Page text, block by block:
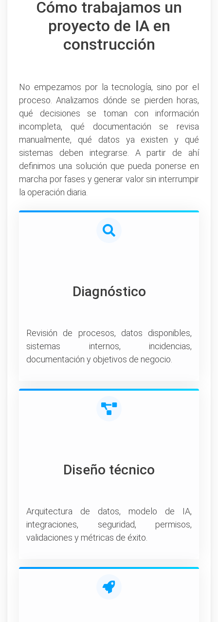
Cómo trabajamos un
proyecto de IA en
construcción
No empezamos por la tecnología, sino por el
proceso. Analizamos dónde se pierden horas,
qué decisiones se toman con información
incompleta, qué documentación se revisa
manualmente, qué datos ya existen y qué
sistemas deben integrarse. A partir de ahí
definimos una solución que pueda ponerse en
marcha por fases y generar valor sin interrumpir
la operación diaria.
Diagnóstico
Revisión de procesos, datos disponibles,
sistemas internos, incidencias,
documentación y objetivos de negocio.
Diseño técnico
Arquitectura de datos, modelo de IA,
integraciones, seguridad, permisos,
validaciones y métricas de éxito.